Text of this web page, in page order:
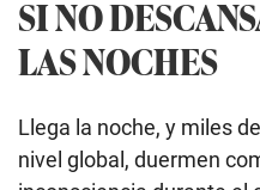
SI NO
LAS NOCHES
Llega la noche, y miles
nivel global, duermen